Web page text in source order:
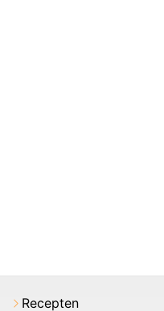
Recepten